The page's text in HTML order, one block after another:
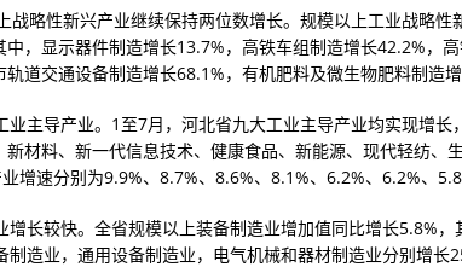
战略性新兴产业继续保持两位数增长。规模以上工业战略性
中，显示器件制造增长13.7%，高铁车组制造增长42.2%，
道交通设备制造增长68.1%，有机肥料及微生物肥料制造增
业主导产业。1至7月，河北省九大工业主导产业均实现增长
新材料、新一代信息技术、健康食品、新能源、现代轻纺、
增速分别为9.9%、8.7%、8.6%、8.1%、6.2%、6.2%、
增长较快。全省规模以上装备制造业增加值同比增长5.8%，
制造业，通用设备制造业，电气机械和器材制造业分别增长